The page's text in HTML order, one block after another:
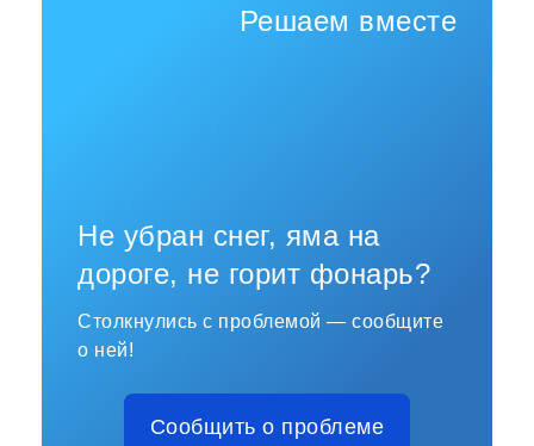
Решаем вместе
Не убран снег, яма на
дороге, не горит фонарь?
Столкнулись с проблемой — сообщите
о ней!
Сообщить о проблеме